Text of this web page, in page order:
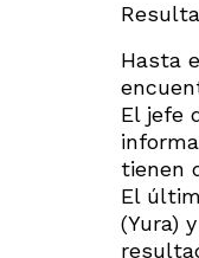
Hasta
El jefe
tienen
El
(Yura)